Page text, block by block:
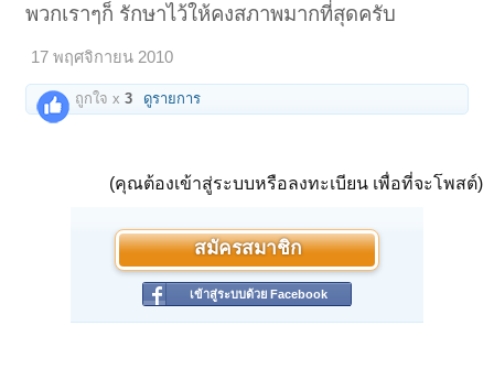
พวกเราๆก็ รักษาไว้ให้คงสภาพมากที่สุดครับ
17 พฤศจิกายน 2010
ถูกใจ x3 ดูรายการ
(คุณต้องเข้าสู่ระบบหรือลงทะเบียน เพื่อที่จะโพสต์)
สมัครสมาชิก
เข้าสู่ระบบด้วย Facebook